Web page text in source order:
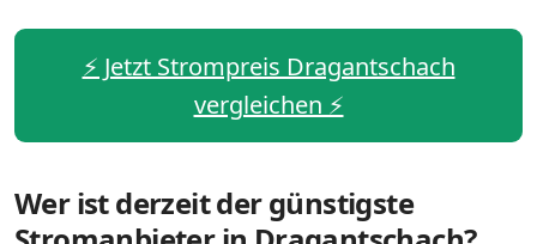
⚡️ Jetzt Strompreis Dragantschach
vergleichen ⚡️
Wer ist derzeit der günstigste